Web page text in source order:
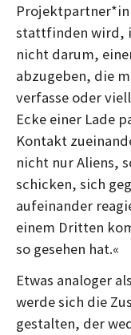
stattfinden wird,
nicht darum,
abzugeben, die
verfasse oder
Ecke einer Lade
Kontakt
nicht nur Aliens,
schicken, sich
aufeinander
einem Dritten
so gesehen hat.«
Etwas analoger
werde sich die
gestalten, der